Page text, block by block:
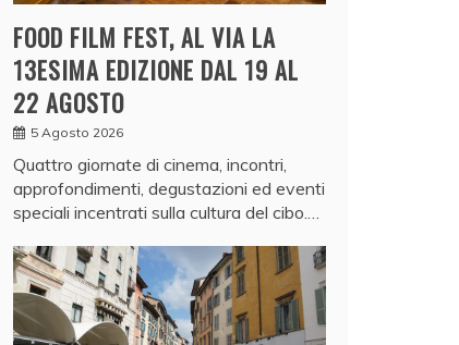
FOOD FILM FEST, AL VIA LA
13ESIMA EDIZIONE DAL 19 AL
22 AGOSTO
5 Agosto 2026
Quattro giornate di cinema, incontri,
approfondimenti, degustazioni ed eventi
speciali incentrati sulla cultura del cibo.…